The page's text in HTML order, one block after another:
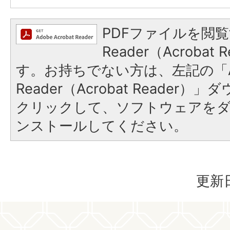
PDFファイルを閲
Reader（Acrobat
す。お持ちでない方は、左記の
Reader（Acrobat Reader）」ダ
クリックして、ソフトウェアを
ンストールしてください。
更新